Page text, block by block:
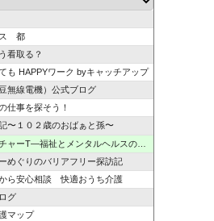
ス 都
看取る？
も HAPPYワーク byキャッチアップ
無線電機）公式ブログ
仕事を探そう！
〜１０２歳のおばぁと孫〜
T―福祉とメンタルヘルスの解説・研究ブログ
めぐりのバリアフリー探訪記
ら安心相談 快適おうち介護
グ
マップ